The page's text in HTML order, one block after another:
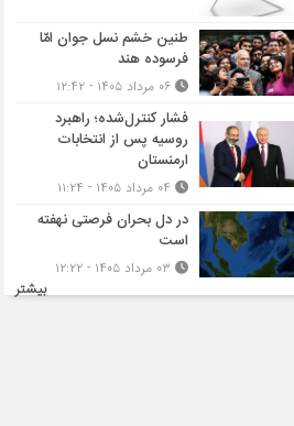
طنین خشم نسل جوان امّا
فرسوده هند
فشار کنترل‌شده؛ راهبرد
روسیه پس از انتخابات
ارمنستان
در دل بحران فرصتی نهفته
است
بیشتر